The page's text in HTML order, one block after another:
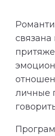
связана
личные